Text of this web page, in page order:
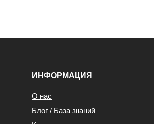
Политика конфиденциальности